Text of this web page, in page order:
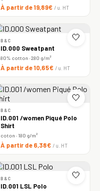
À partir de 19,89€ / u. HT
🤍
B&C
ID.000 Sweatpant
80% cotton · 280 g/m²
À partir de 10,65€ / u. HT
🤍
B&C
ID.001 /women Piqué Polo
Shirt
coton · 180 g/m²
À partir de 6,38€ / u. HT
🤍
B&C
ID.001 LSL Polo